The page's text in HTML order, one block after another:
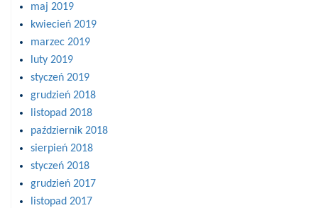
maj 2019
kwiecień 2019
marzec 2019
luty 2019
styczeń 2019
grudzień 2018
listopad 2018
październik 2018
sierpień 2018
styczeń 2018
grudzień 2017
listopad 2017